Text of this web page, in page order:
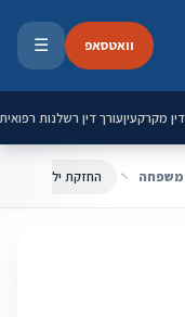
וואטסאפ ☰
מקרקעיןעורך דין רשלנות רפואית
משפחה